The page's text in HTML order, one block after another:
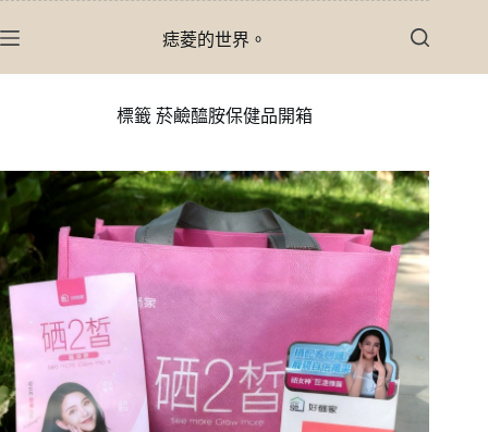
至
痣菱的世界。
標籤 菸鹼醯胺保健品開箱